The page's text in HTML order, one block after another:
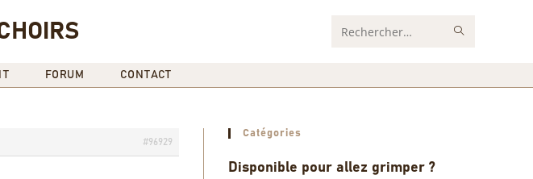
Rechercher
FORUM CONTACT
#96929
Catégories
Disponible pour allez grimper ?